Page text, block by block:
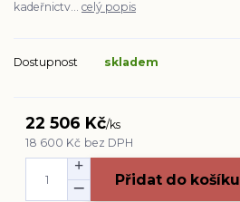
kadeřnictv... celý popis
Dostupnost skladem
22 506 Kč/ks
18 600 Kč bez DPH
Přidat do košíku